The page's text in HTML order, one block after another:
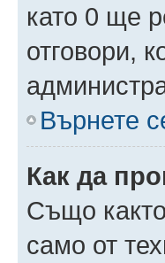
като 0 ще
отговори,
Върнете
Как да
Също
само от